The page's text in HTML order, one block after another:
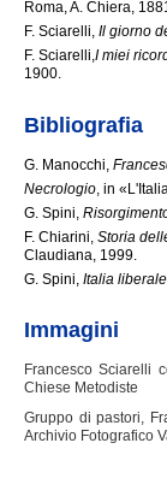
Roma, A. Chiera, 1881.
F. Sciarelli, Il giorno
F. Sciarelli, I miei
1900.
Bibliografia
G. Manocchi,
Necrologio , in
G. Spini,
F. Chiarini, Storia
Claudiana, 1999.
G. Spini, Italia
Immagini
Francesco Sciarelli
Chiese Metodiste
Gruppo di pastori,
Archivio Fotografico